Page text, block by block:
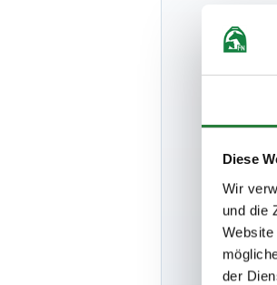
Diese
Wir
und die
der